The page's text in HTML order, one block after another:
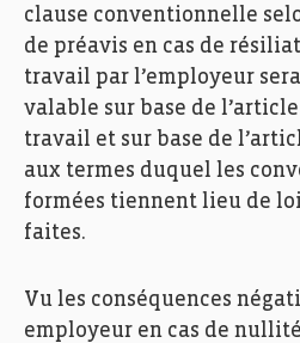
clause conventionnelle
de préavis en cas de
travail par l’employeur
valable sur base de l’article
travail et sur base de
aux termes duquel les
formées tiennent lieu de
faites.
Vu les conséquences
employeur en cas de